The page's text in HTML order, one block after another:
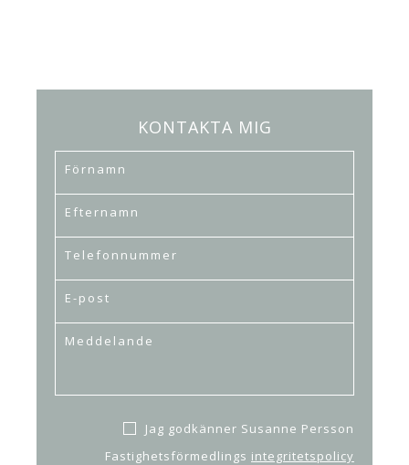
KONTAKTA MIG
Jag godkänner Susanne Persson
Fastighetsförmedlings integritetspolicy